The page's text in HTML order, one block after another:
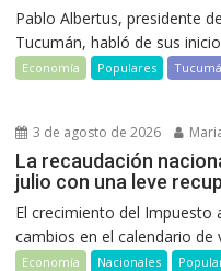
Pablo Albertus, presidente
Tucumán, habló de sus
Economía Populares
3 de agosto de 2026
La recaudación
julio con una leve
El crecimiento del Impuesto
cambios en el calendario de
Economía Nacionales